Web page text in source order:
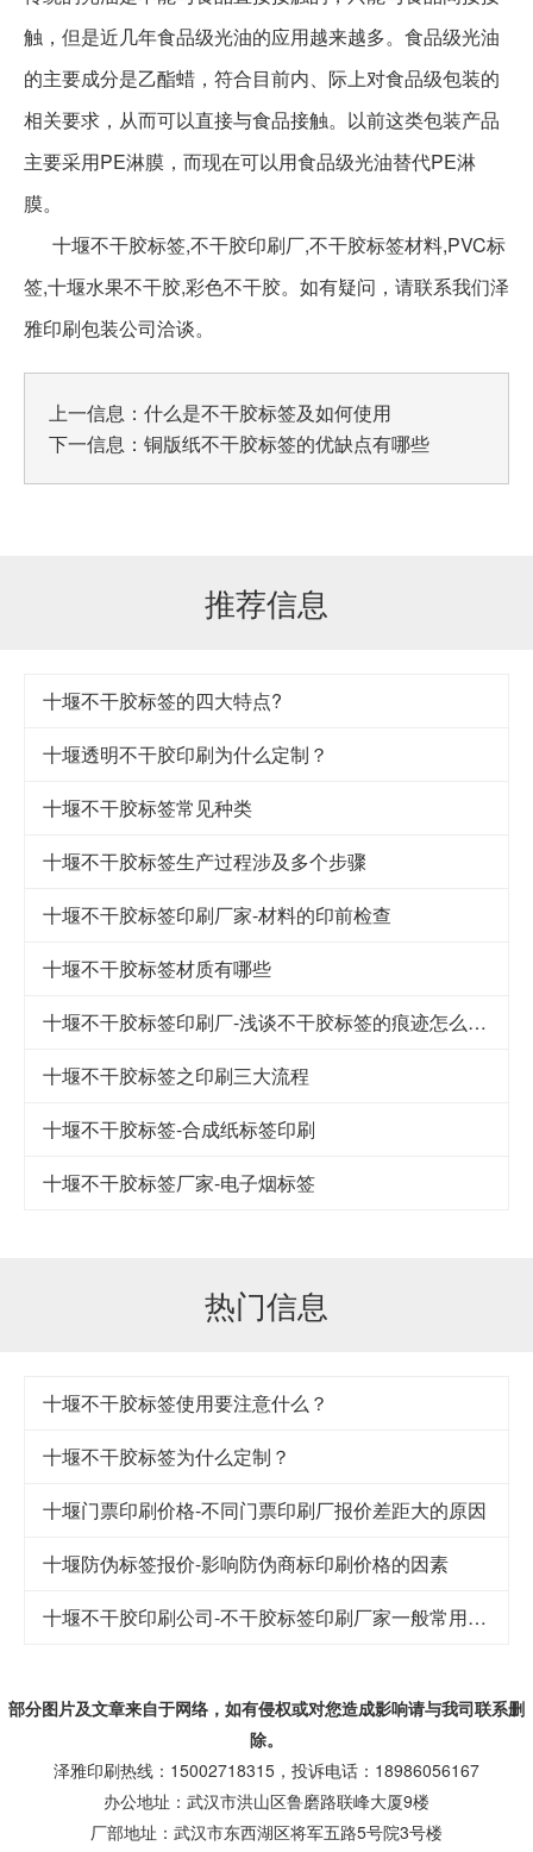
触，但是近几年食品级光油的应用越来越多。食品级光油
的主要成分是乙酯蜡，符合目前内、际上对食品级包装的
相关要求，从而可以直接与食品接触。以前这类包装产品
主要采用PE淋膜，而现在可以用食品级光油替代PE淋
膜。
十堰不干胶标签,不干胶印刷厂,不干胶标签材料,PVC标
签,十堰水果不干胶,彩色不干胶。如有疑问，请联系我们泽
雅印刷包装公司洽谈。
上一信息： 什么是不干胶标签及如何使用
下一信息： 铜版纸不干胶标签的优缺点有哪些
推荐信息
十堰不干胶标签的四大特点?
十堰透明不干胶印刷为什么定制？
十堰不干胶标签常见种类
十堰不干胶标签生产过程涉及多个步骤
十堰不干胶标签印刷厂家-材料的印前检查
十堰不干胶标签材质有哪些
十堰不干胶标签印刷厂-浅谈不干胶标签的痕迹怎么快速清除呢？
十堰不干胶标签之印刷三大流程
十堰不干胶标签-合成纸标签印刷
十堰不干胶标签厂家-电子烟标签
热门信息
十堰不干胶标签使用要注意什么？
十堰不干胶标签为什么定制？
十堰门票印刷价格-不同门票印刷厂报价差距大的原因
十堰防伪标签报价-影响防伪商标印刷价格的因素
十堰不干胶印刷公司-不干胶标签印刷厂家一般常用哪些标签材料
部分图片及文章来自于网络，如有侵权或对您造成影响请与我司联系删
除。
泽雅印刷热线：15002718315，投诉电话：18986056167
办公地址：武汉市洪山区鲁磨路联峰大厦9楼
厂部地址：武汉市东西湖区将军五路5号院3号楼